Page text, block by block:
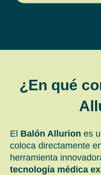
¿En qué
El Balón Allurion es
coloca directamente
herramienta
tecnología médica